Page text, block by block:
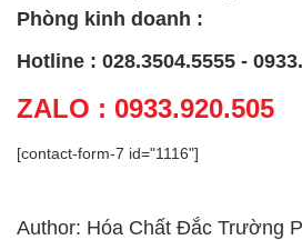
Phòng kinh doanh :
Hotline : 028.3504.5555 -
ZALO : 0933.920.505
[contact-form-7 id="1116"]
Author: Hóa Chất Đắc Trường